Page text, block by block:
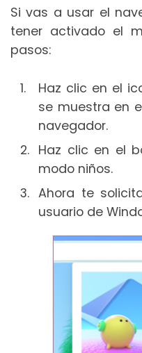
Si vas a usar el
tener activado el
pasos:
Haz clic en el
se muestra en
navegador.
Haz clic en el
modo niños.
Ahora te
usuario de